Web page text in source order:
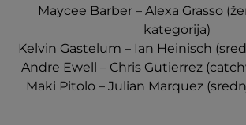
Maycee Barber – Alexa Grasso
kategorija)
Kelvin Gastelum – Ian Heinisch
Andre Ewell – Chris Gutierrez
Maki Pitolo – Julian Marquez